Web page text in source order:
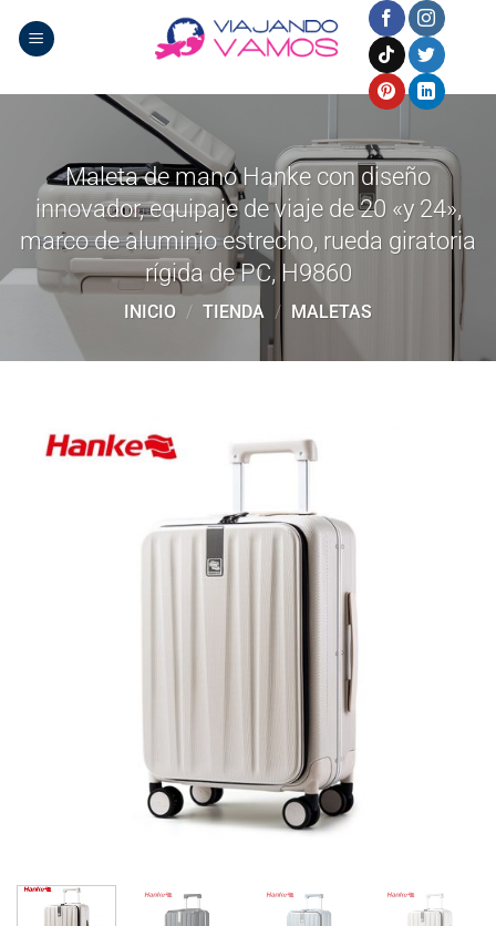
Maleta de mano Hanke con diseño
innovador, equipaje de viaje de 20 «y 24»,
marco de aluminio estrecho, rueda giratoria
rígida de PC, H9860
INICIO / TIENDA / MALETAS